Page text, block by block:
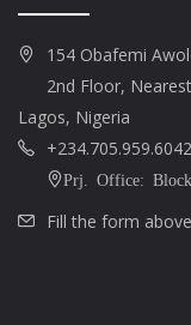
154 Obafemi
2nd Floor,
Lagos, Nigeria
Prj. Office:
Fill the form